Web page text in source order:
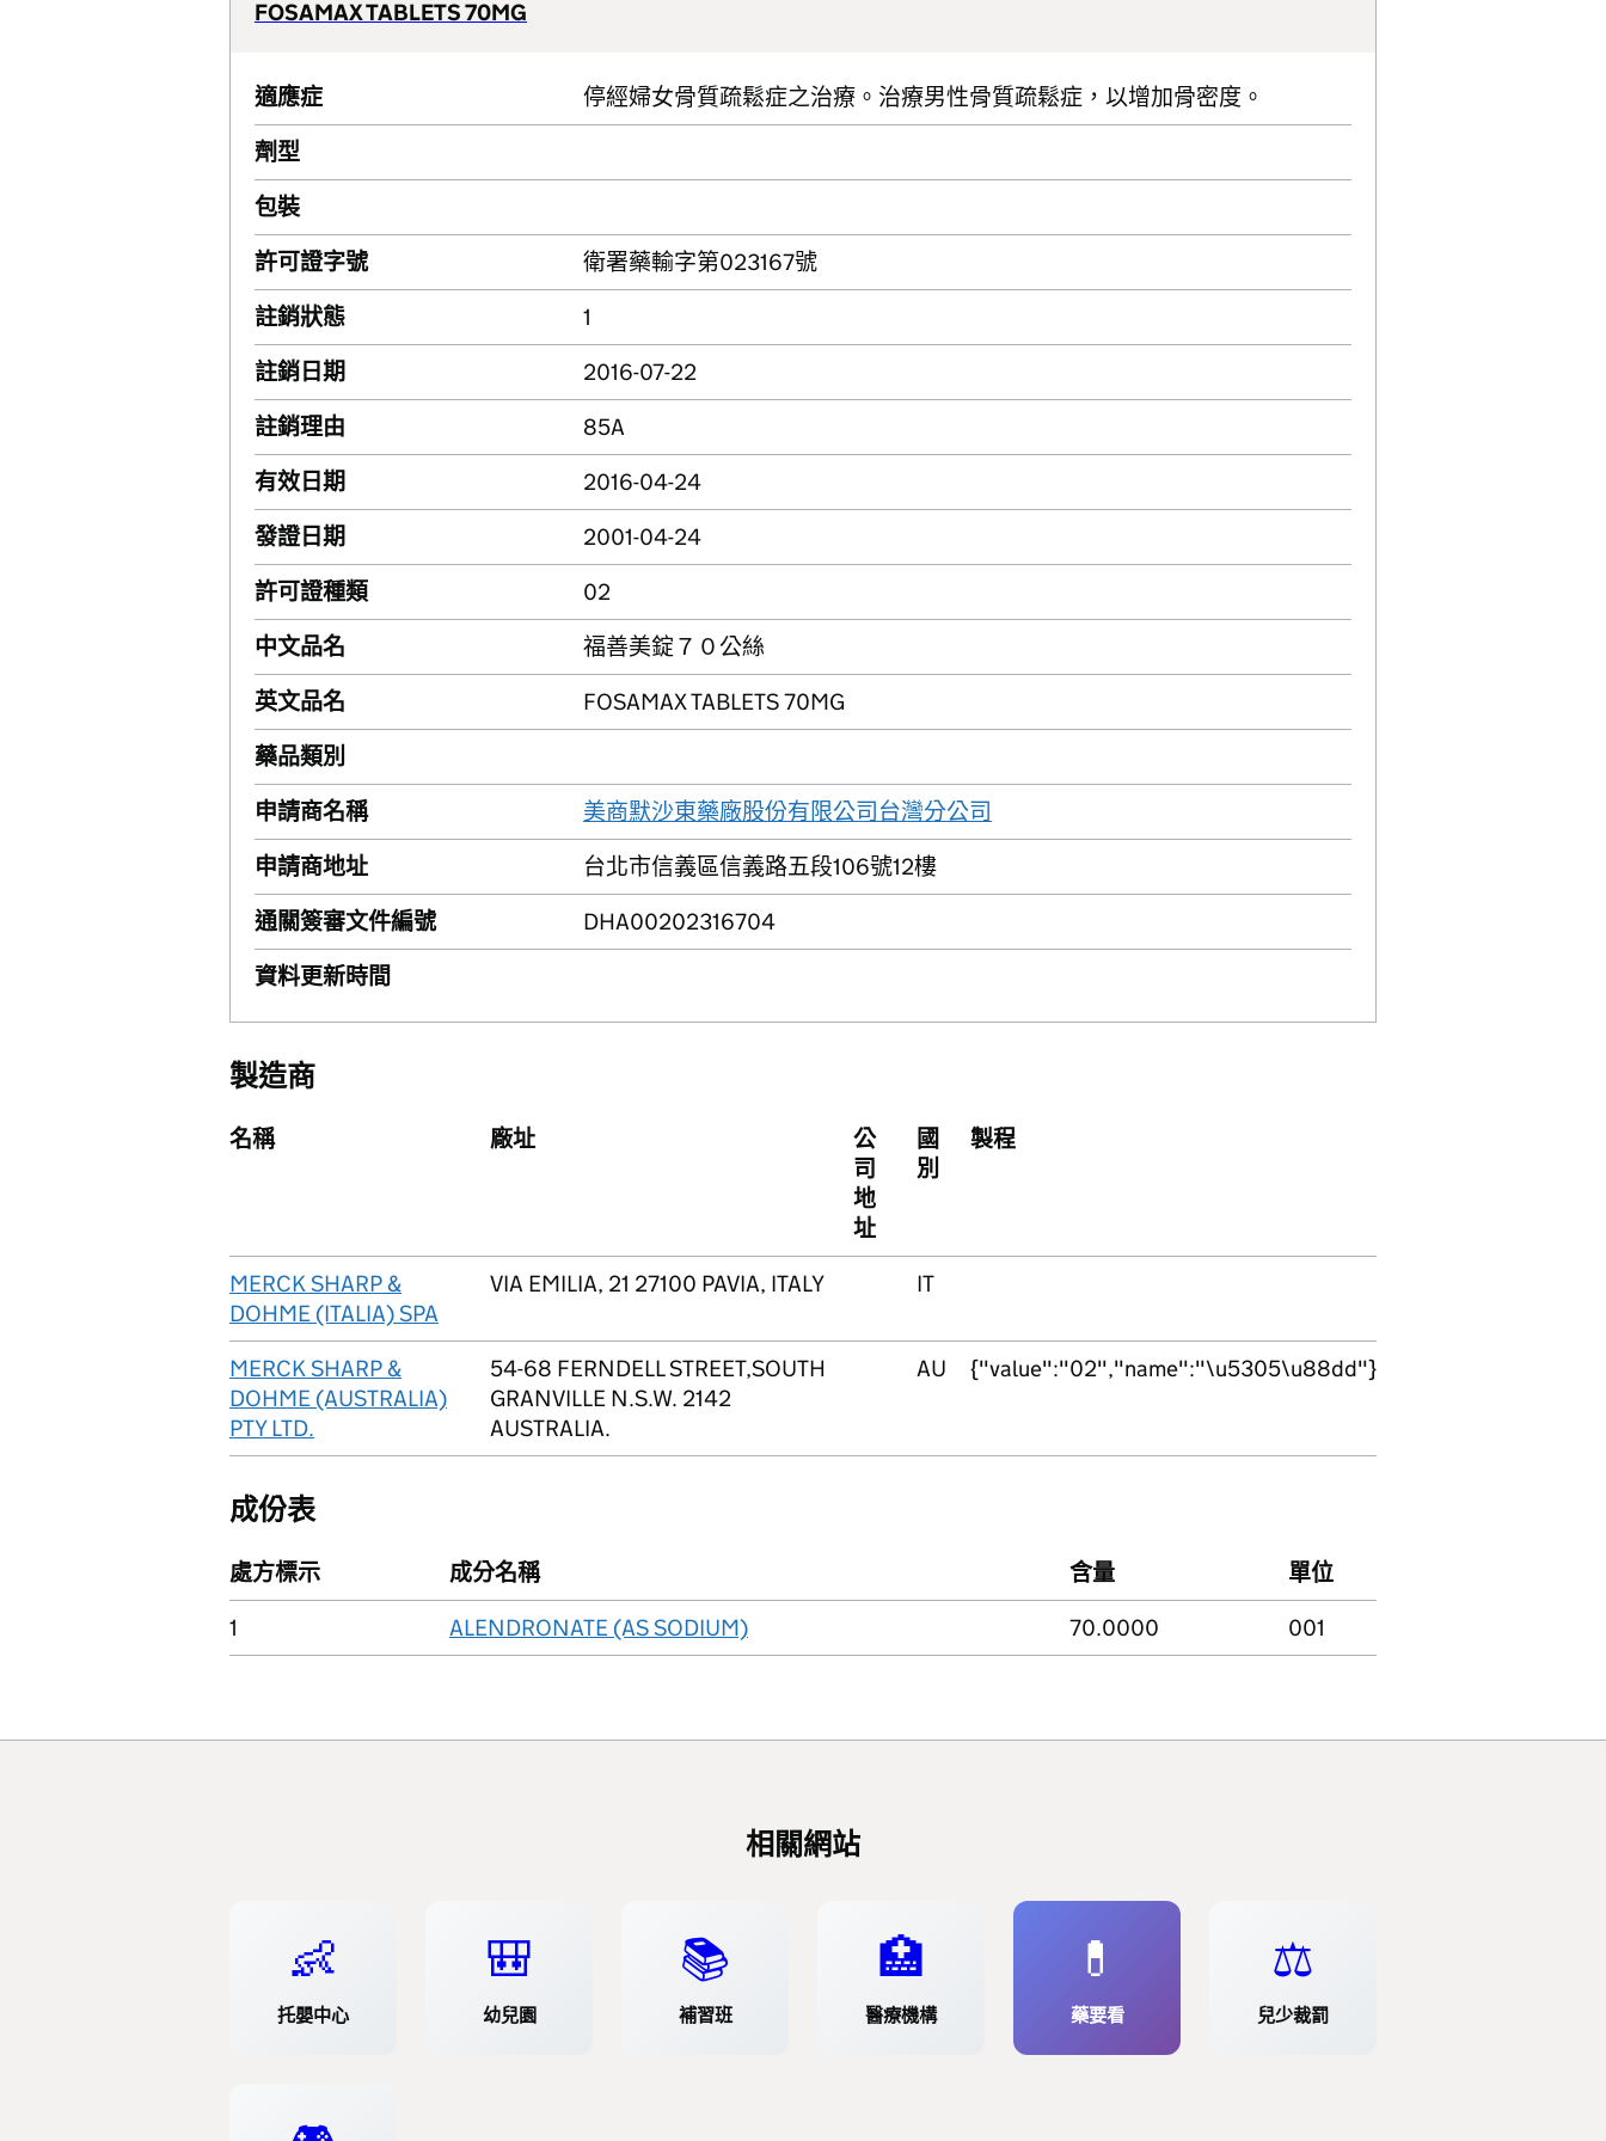
FOSAMAX TABLETS 70MG
適應症
停經婦女骨質疏鬆症之治療。治療男性骨質疏鬆症，以增加骨密度。
劑型
包裝
許可證字號
衛署藥輸字第023167號
註銷狀態
1
註銷日期
2016-07-22
註銷理由
85A
有效日期
2016-04-24
發證日期
2001-04-24
許可證種類
02
中文品名
福善美錠７０公絲
英文品名
FOSAMAX TABLETS 70MG
藥品類別
申請商名稱
美商默沙東藥廠股份有限公司台灣分公司
申請商地址
台北市信義區信義路五段106號12樓
通關簽審文件編號
DHA00202316704
資料更新時間
製造商
名稱 廠址
公
司
地
址
國
別
製程
MERCK SHARP &
DOHME (ITALIA) SPA
VIA EMILIA, 21 27100 PAVIA, ITALY IT
MERCK SHARP &
DOHME (AUSTRALIA)
PTY LTD.
54-68 FERNDELL STREET,SOUTH
GRANVILLE N.S.W. 2142
AUSTRALIA.
AU {"value":"02","name":"\u5305\u88dd"}
成份表
處方標示 成分名稱 含量
單位
1
ALENDRONATE (AS SODIUM) 70.0000 001
相關網站
👶
托嬰中心
🎒
幼兒園
📚
補習班
🏥
醫療機構
💊
藥要看
⚖️
兒少裁罰